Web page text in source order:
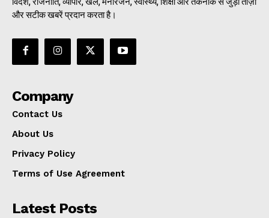
विदेश, राजनीति, व्यापार, खेल, मनोरंजन, स्वास्थ्य, शिक्षा और तकनीक से जुड़ी ताज़ा
और सटीक खबरें प्रदान करता है।
Company
Contact Us
About Us
Privacy Policy
Terms of Use Agreement
Latest Posts